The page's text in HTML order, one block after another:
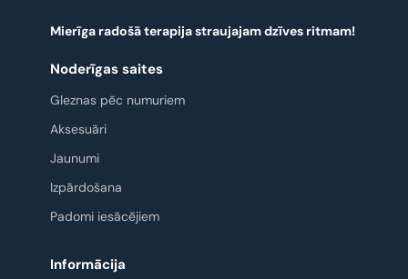
Mierīga radošā terapija straujajam dzīves ritmam!
Noderīgas saites
Gleznas pēc numuriem
Aksesuāri
Jaunumi
Izpārdošana
Padomi iesācējiem
Informācija